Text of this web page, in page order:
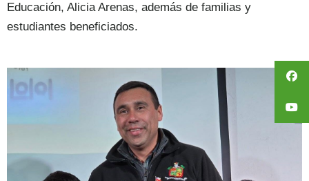
Educación, Alicia Arenas, además de familias y
estudiantes beneficiados.